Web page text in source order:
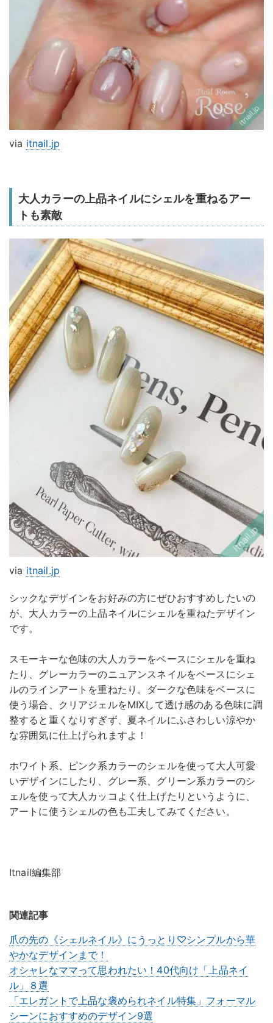
via itnail.jp
大人カラーの上品ネイルにシェルを重ねるアー
トも素敵
via itnail.jp
シックなデザインをお好みの方にぜひおすすめしたいの
が、大人カラーの上品ネイルにシェルを重ねたデザイン
です。
スモーキーな色味の大人カラーをベースにシェルを重ね
たり、グレーカラーのニュアンスネイルをベースにシェ
ルのラインアートを重ねたり。ダークな色味をベースに
使う場合、クリアジェルをMIXして透け感のある色味に調
整すると重くなりすぎず、夏ネイルにふさわしい涼やか
な雰囲気に仕上げられますよ！
ホワイト系、ピンク系カラーのシェルを使って大人可愛
いデザインにしたり、グレー系、グリーン系カラーのシ
ェルを使って大人カッコよく仕上げたりというように、
アートに使うシェルの色も工夫してみてください。
Itnail編集部
関連記事
爪の先の《シェルネイル》にうっとり♡シンプルから華
やかなデザインまで！
オシャレなママって思われたい！40代向け「上品ネイ
ル」８選
「エレガントで上品な褒められネイル特集」フォーマル
シーンにおすすめのデザイン9選